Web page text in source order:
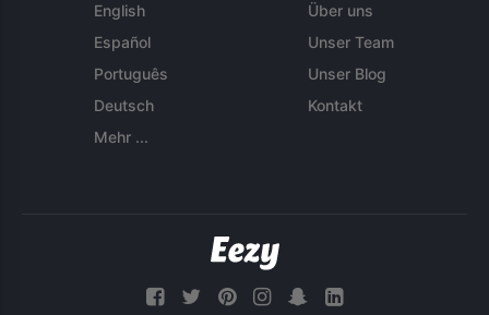
English
Español
Português
Deutsch
Mehr ...
Über uns
Unser Team
Unser Blog
Kontakt